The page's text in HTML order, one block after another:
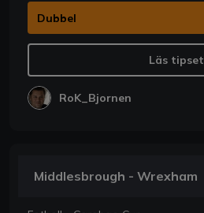
Dubbel
Läs tipset
RoK_Bjornen
Middlesbrough - Wrexham